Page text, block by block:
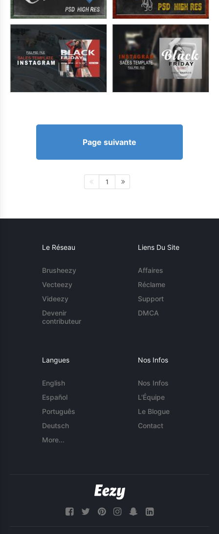
Page suivante
1
Le Réseau
Brusheezy
Vecteezy
Videezy
Devenir
contributeur
Liens Du Site
Affaires
Réclame
Support
DMCA
Langues
English
Español
Português
Deutsch
More...
Nos Infos
Nos Infos
L'Équipe
Le Blogue
Contact